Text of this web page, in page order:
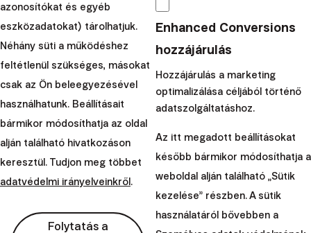
További betöltése
azonosítókat és egyéb
eszközadatokat) tárolhatjuk.
Néhány süti a működéshez
feltétlenül szükséges, másokat
csak az Ön beleegyezésével
használhatunk. Beállításait
bármikor módosíthatja az oldal
alján található hivatkozáson
keresztül. Tudjon meg többet
adatvédelmi irányelveinkről.
Folytatás a
Enhanced Conversions
hozzájárulás
Hozzájárulás a marketing
optimalizálása céljából történő
adatszolgáltatáshoz.
Az itt megadott beállításokat
később bármikor módosíthatja a
weboldal alján található „Sütik
kezelése” részben. A sütik
használatáról bővebben a
Finax, o.c.p., a.s.
Bajkalská 19B
821 01 Pozsony
Szlovákia
+36 1 701 4232